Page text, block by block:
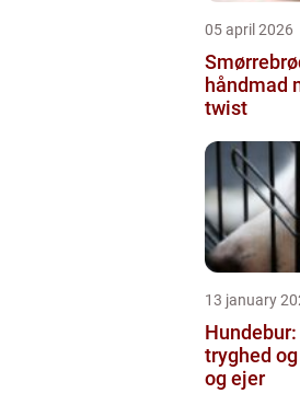
05 april 2026
Smørrebrød
håndmad
twist
13 january
tryghed
og ejer